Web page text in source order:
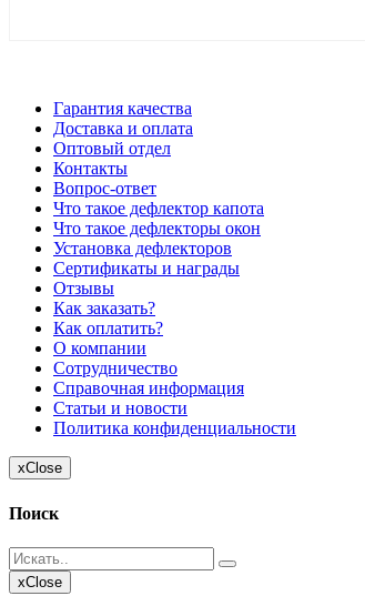
Гарантия качества
Доставка и оплата
Оптовый отдел
Контакты
Вопрос-ответ
Что такое дефлектор капота
Что такое дефлекторы окон
Установка дефлекторов
Сертификаты и награды
Отзывы
Как заказать?
Как оплатить?
О компании
Сотрудничество
Справочная информация
Статьи и новости
Политика конфиденциальности
xClose
Поиск
xClose